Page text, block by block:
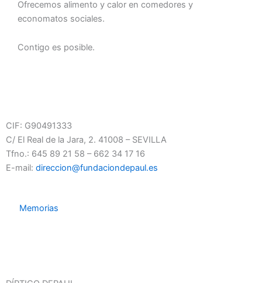
Ofrecemos alimento y calor en comedores y
economatos sociales.
Contigo es posible.
CIF: G90491333
C/ El Real de la Jara, 2. 41008 – SEVILLA
Tfno.: 645 89 21 58 – 662 34 17 16
E-mail: direccion@fundaciondepaul.es
Memorias